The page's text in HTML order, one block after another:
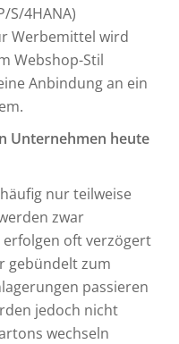
S/4HANA)
Werbemittel wird
Webshop-Stil
Anbindung an ein
Unternehmen heute
nur teilweise
zwar
oft verzögert
gebündelt zum
passieren
jedoch nicht
wechseln